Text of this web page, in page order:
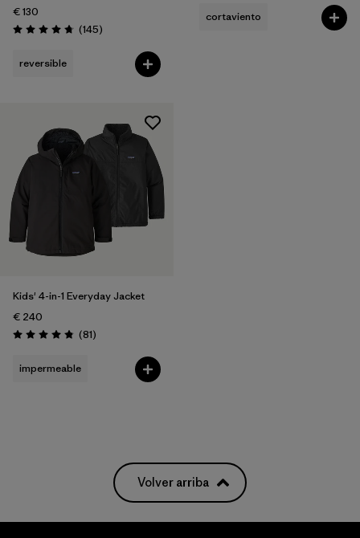
€ 130
Puntuación: 4.7 / 5
(145Reseñas
)
reversible
cortaviento
Kids' 4-in-1 Everyday Jacket
€ 240
Puntuación: 4.8 / 5
(81Reseñas
)
impermeable
Volver arriba